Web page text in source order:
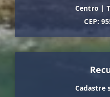
Centro |
CEP:
Cadastre